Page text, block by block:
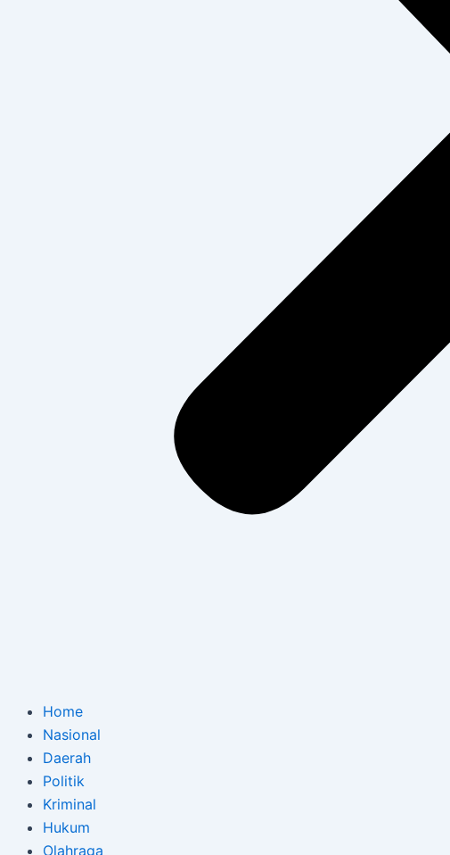
Home
Nasional
Daerah
Politik
Kriminal
Hukum
Olahraga